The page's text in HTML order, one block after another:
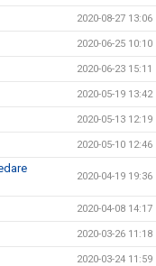
2020-08-27 13:06
2020-06-25 10:10
2020-06-23 15:11
2020-05-19 13:42
2020-05-13 12:19
2020-05-10 12:46
2020-04-19 19:36
2020-04-08 14:17
2020-03-26 11:18
2020-03-24 11:59